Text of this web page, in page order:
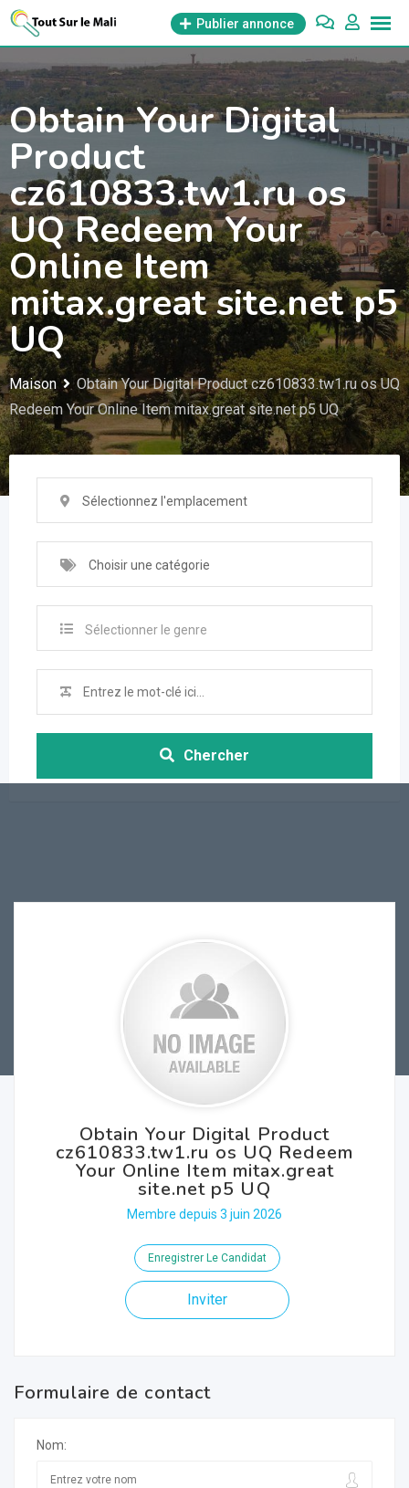
Aller
Publier annonce
Obtain Your Digital
Product
cz610833.tw1.ru os
UQ Redeem Your
Online Item
mitax.great site.net p5
UQ
Maison
Obtain Your Digital Product cz610833.tw1.ru os UQ
Redeem Your Online Item mitax.great site.net p5 UQ
Sélectionnez l'emplacement
Choisir une catégorie
Sélectionner le genre
Chercher
Obtain Your Digital Product
cz610833.tw1.ru os UQ Redeem
Your Online Item mitax.great
site.net p5 UQ
Membre depuis 3 juin 2026
Enregistrer Le Candidat
Inviter
Formulaire de contact
Nom: